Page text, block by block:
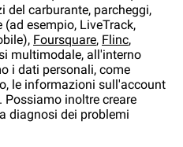
del carburante, parcheggi,
esempio, LiveTrack,
Foursquare, Flinc,
multimodale, all'interno
i dati personali, come
le informazioni sull'account
Possiamo inoltre creare
diagnosi dei problemi